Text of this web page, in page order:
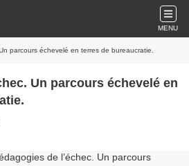
MENU
parcours échevelé en terres de bureaucratie.
Un parcours échevelé en